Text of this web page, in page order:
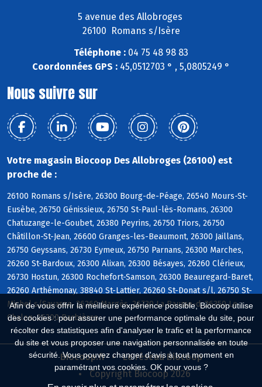
Afin de vous offrir la meilleure expérience possible, Biocoop utilise
des cookies : pour assurer une performance optimale du site, pour
récolter des statistiques afin d'analyser le trafic et la performance
du site et vous proposer une navigation personnalisée en toute
sécurité. Vous pouvez changer d'avis à tout moment en
paramétrant vos cookies. OK pour vous ?
5 avenue des Allobroges
26100 Romans s/Isère
Téléphone : 04 75 48 98 83
Coordonnées GPS : 45,0512703 ° , 5,0805249 °
Nous suivre sur
Votre magasin Biocoop Des Allobroges (26100) est
proche de :
26100 Romans s/Isère, 26300 Bourg-de-Péage, 26540 Mours-St-
Eusèbe, 26750 Génissieux, 26750 St-Paul-lès-Romans, 26300
Chatuzange-le-Goubet, 26380 Peyrins, 26750 Triors, 26750
Châtillon-St-Jean, 26600 Granges-les-Beaumont, 26300 Jaillans,
26750 Geyssans, 26730 Eymeux, 26750 Parnans, 26300 Marches,
26260 St-Bardoux, 26300 Alixan, 26300 Bésayes, 26260 Clérieux,
26730 Hostun, 26300 Rochefort-Samson, 26300 Beauregard-Baret,
26260 Arthémonay, 38840 St-Lattier, 26260 St-Donat s/l, 26750 St-
Michel s/Savasse, 26260 Margès, 26730 La Baume-d, 26350 Le
Chalon, 26300 Barbières
Biocoop.fr
Le réseau Biocoop
Copyright Biocoop 2026